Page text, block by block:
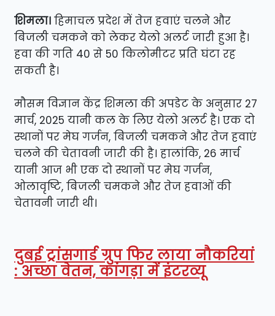
शिमला।हिमाचल प्रदेश में तेज हवाएं चलने और
बिजली चमकने को लेकर येलो अलर्ट जारी हुआ है।
हवा की गति 40 से 50 किलोमीटर प्रति घंटा रह
सकती है।
मौसम विज्ञान केंद्र शिमला की अपडेट के अनुसार 27
मार्च, 2025 यानी कल के लिए येलो अलर्ट है। एक दो
स्थानों पर मेघ गर्जन, बिजली चमकने और तेज हवाएं
चलने की चेतावनी जारी की है। हालांकि, 26 मार्च
यानी आज भी एक दो स्थानों पर मेघ गर्जन,
ओलावृष्टि, बिजली चमकने और तेज हवाओं की
चेतावनी जारी थी।
दुबई ट्रांसगार्ड ग्रुप फिर लाया नौकरियां
: अच्छा वेतन, कांगड़ा में इंटरव्यू